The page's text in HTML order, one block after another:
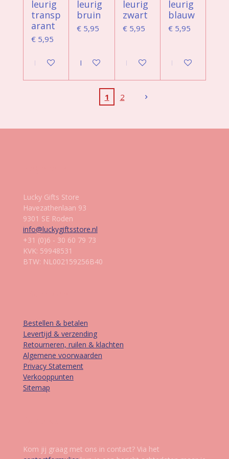
leurig
transp
arant
€ 5,95
In winkelwagen
leurig
bruin
€ 5,95
In winkelwagen
leurig
zwart
€ 5,95
In winkelwagen
leurig
blauw
€ 5,95
In winkelwagen
1 2
Lucky Gifts Store
Havezathenlaan 93
9301 SE Roden
info@luckygiftsstore.nl
+31 (0)6 - 30 60 79 73
KVK: 59948531
BTW: NL002159256B40
Bestellen & betalen
Levertijd & verzending
Retourneren, ruilen & klachten
Algemene voorwaarden
Privacy Statement
Verkooppunten
Sitemap
Kom jij graag met ons in contact? Via het